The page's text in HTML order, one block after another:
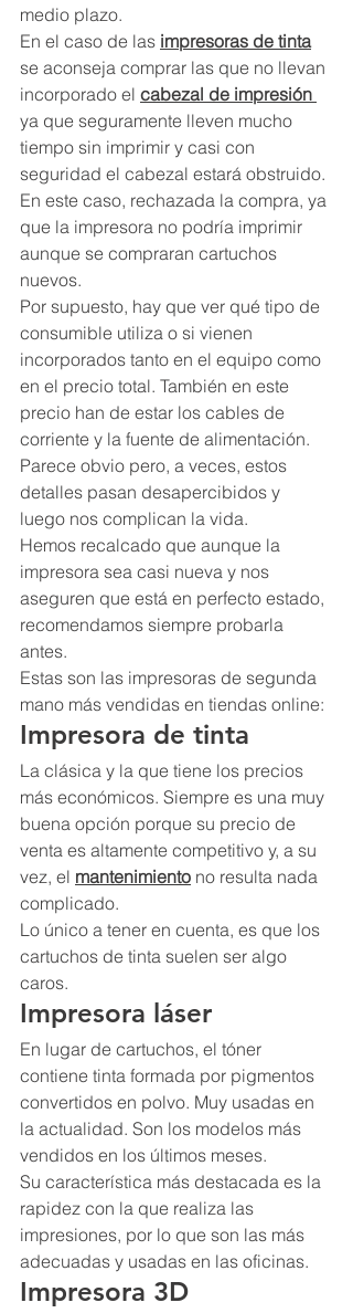
medio plazo.
En el caso de las impresoras de tinta
se aconseja comprar las que no llevan
incorporado el cabezal de impresión
ya que seguramente lleven mucho
tiempo sin imprimir y casi con
seguridad el cabezal estará obstruido.
En este caso, rechazada la compra, ya
que la impresora no podría imprimir
aunque se compraran cartuchos
nuevos.
Por supuesto, hay que ver qué tipo de
consumible utiliza o si vienen
incorporados tanto en el equipo como
en el precio total. También en este
precio han de estar los cables de
corriente y la fuente de alimentación.
Parece obvio pero, a veces, estos
detalles pasan desapercibidos y
luego nos complican la vida.
Hemos recalcado que aunque la
impresora sea casi nueva y nos
aseguren que está en perfecto estado,
recomendamos siempre probarla
antes.
Estas son las impresoras de segunda
mano más vendidas en tiendas online:
Impresora de tinta
La clásica y la que tiene los precios
más económicos. Siempre es una muy
buena opción porque su precio de
venta es altamente competitivo y, a su
vez, el mantenimiento no resulta nada
complicado.
Lo único a tener en cuenta, es que los
cartuchos de tinta suelen ser algo
caros.
Impresora láser
En lugar de cartuchos, el tóner
contiene tinta formada por pigmentos
convertidos en polvo. Muy usadas en
la actualidad. Son los modelos más
vendidos en los últimos meses.
Su característica más destacada es la
rapidez con la que realiza las
impresiones, por lo que son las más
adecuadas y usadas en las oficinas.
Impresora 3D